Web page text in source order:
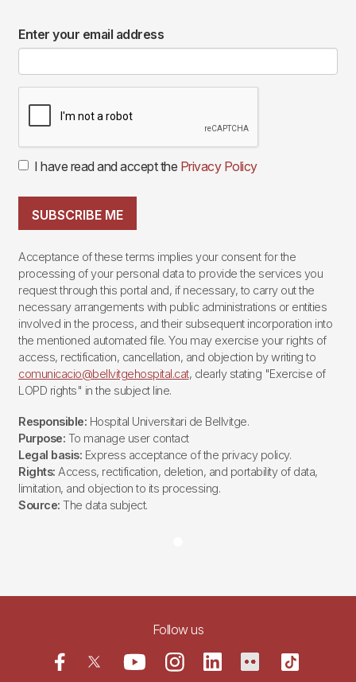
Enter your email address
I have read and accept the Privacy Policy
SUBSCRIBE ME
Acceptance of these terms implies your consent for the
processing of your personal data to provide the services you
request through this portal and, if necessary, to carry out the
necessary arrangements with public administrations or entities
involved in the process, and their subsequent incorporation into
the mentioned automated file. You may exercise your rights of
access, rectification, cancellation, and objection by writing to
comunicacio@bellvitgehospital.cat, clearly stating "Exercise of
LOPD rights" in the subject line.
Responsible: Hospital Universitari de Bellvitge.
Purpose: To manage user contact
Legal basis: Express acceptance of the privacy policy.
Rights: Access, rectification, deletion, and portability of data,
limitation, and objection to its processing.
Source: The data subject.
Follow us